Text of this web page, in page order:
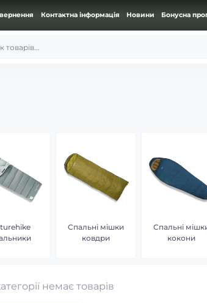
Контактна інформація Новини Бонусна
Спальні мішки
ковдри
Спальні
кокони
немає товарів